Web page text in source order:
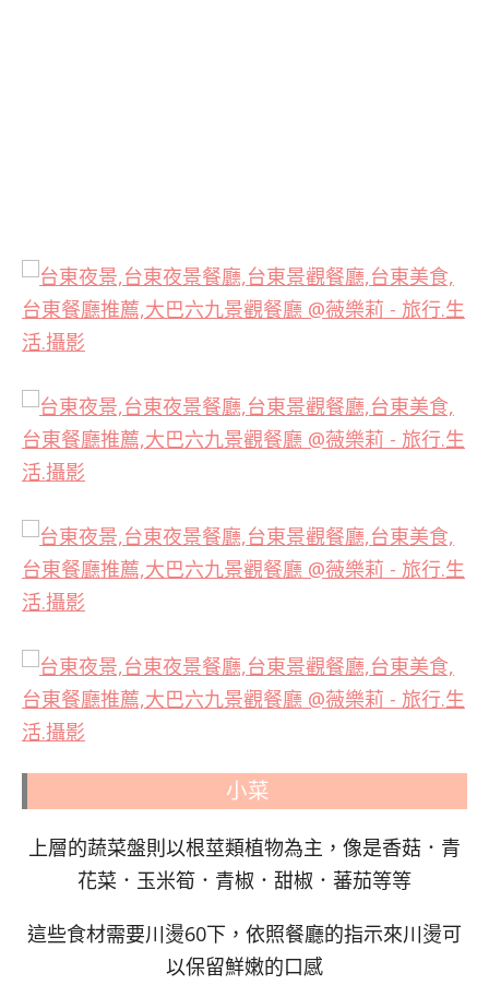
小菜
上層的蔬菜盤則以根莖類植物為主，像是香菇．青
花菜．玉米筍．青椒．甜椒．蕃茄等等
這些食材需要川燙60下，依照餐廳的指示來川燙可
以保留鮮嫩的口感